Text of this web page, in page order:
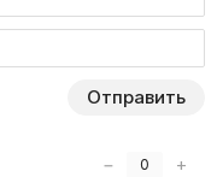
Отправить
− 0 +